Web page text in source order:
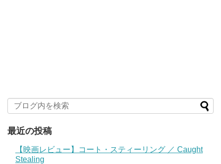
最近の投稿
【映画レビュー】コート・スティーリング ／ Caught
Stealing